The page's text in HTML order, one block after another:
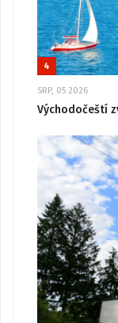
4
SRP, 05 2026
Východočeští